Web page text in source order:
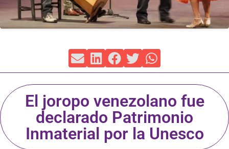
El joropo venezolano fue
declarado Patrimonio
Inmaterial por la Unesco